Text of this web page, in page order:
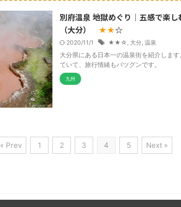
別府温泉 地獄めぐり｜五感で楽
（大分）
★★☆
2020/11/1 ★★☆ 大分 温泉
大分県にある日本一の温泉街を紹介しま
ていて、旅行情緒もバツグンです。
九州
« Prev 1 2 3 4 5 Next »